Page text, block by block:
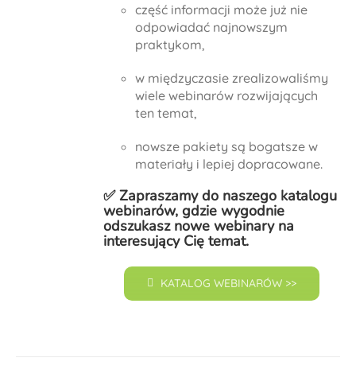
część informacji może już nie
odpowiadać najnowszym
praktykom,
w międzyczasie zrealizowaliśmy
wiele webinarów rozwijających
ten temat,
nowsze pakiety są bogatsze w
materiały i lepiej dopracowane.
✅ Zapraszamy do naszego katalogu
webinarów, gdzie wygodnie
odszukasz nowe webinary na
interesujący Cię temat.
KATALOG WEBINARÓW >>